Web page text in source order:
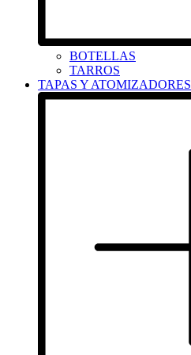
BOTELLAS
TARROS
TAPAS Y ATOMIZADORES